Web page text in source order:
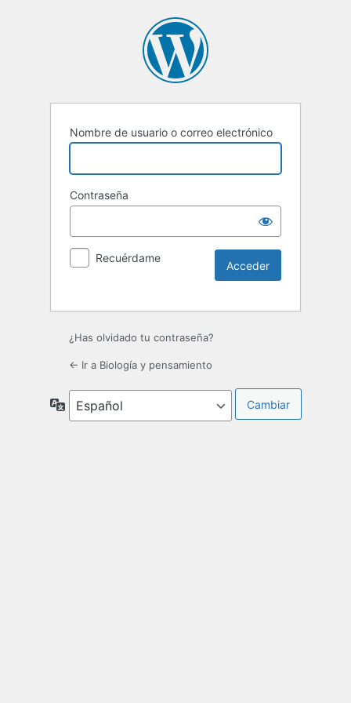
Nombre de usuario o correo electrónico
Contraseña
Recuérdame
¿Has olvidado tu contraseña?
← Ir a Biología y pensamiento
Idioma